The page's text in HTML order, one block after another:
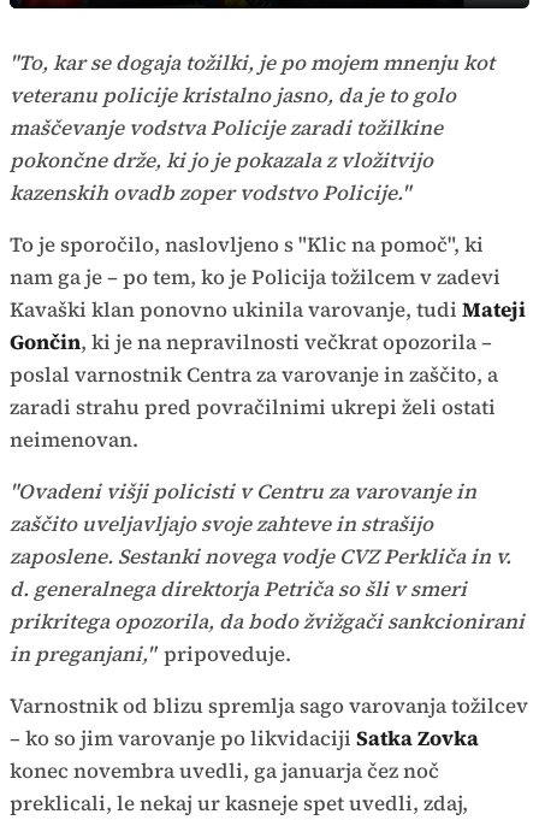
način
"To, kar se dogaja tožilki, je po mojem mnenju kot
veteranu policije kristalno jasno, da je to golo
maščevanje vodstva Policije zaradi tožilkine
pokončne drže, ki jo je pokazala z vložitvijo
kazenskih ovadb zoper vodstvo Policije."
To je sporočilo, naslovljeno s "Klic na pomoč", ki
nam ga je – po tem, ko je Policija tožilcem v zadevi
Kavaški klan ponovno ukinila varovanje, tudi Mateji
Gončin, ki je na nepravilnosti večkrat opozorila –
poslal varnostnik Centra za varovanje in zaščito, a
zaradi strahu pred povračilnimi ukrepi želi ostati
neimenovan.
"Ovadeni višji policisti v Centru za varovanje in
zaščito uveljavljajo svoje zahteve in strašijo
zaposlene. Sestanki novega vodje CVZ Perkliča in v.
d. generalnega direktorja Petriča so šli v smeri
prikritega opozorila, da bodo žvižgači sankcionirani
in preganjani," pripoveduje.
Varnostnik od blizu spremlja sago varovanja tožilcev
– ko so jim varovanje po likvidaciji Satka Zovka
konec novembra uvedli, ga januarja čez noč
preklicali, le nekaj ur kasneje spet uvedli, zdaj,